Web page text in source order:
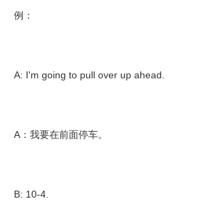
例：
A: I'm going to pull over up ahead.
A：我要在前面停车。
B: 10-4.